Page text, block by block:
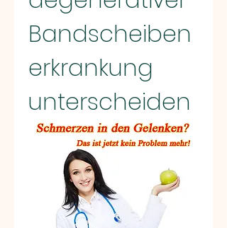
Bandscheiben
erkrankung
unterscheiden